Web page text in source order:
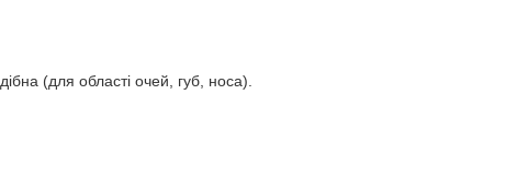
(для області очей, губ, носа).